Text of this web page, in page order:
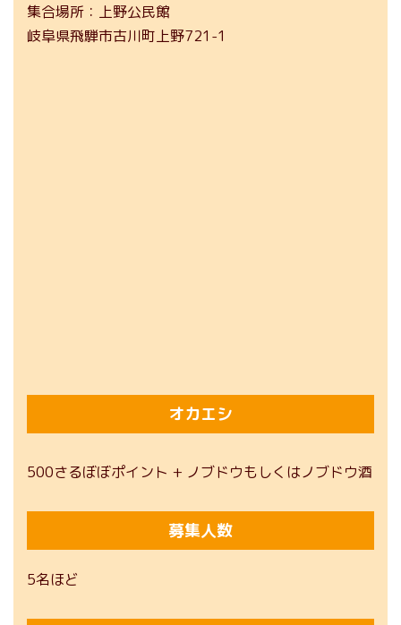
集合場所
上野公民館
岐阜県飛騨市古川町上野721-1
オカエシ
500さるぼぼポイント + ノブドウもしくはノブドウ酒
募集人数
5名ほど